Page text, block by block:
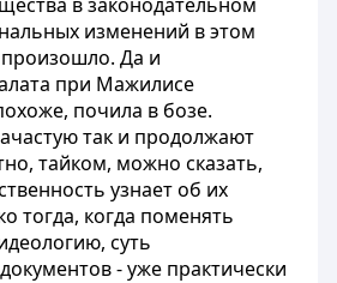
изменений в этом
Да и
при Мажилисе
почила в бозе.
так и продолжают
тайком, можно сказать,
узнает об их
тогда, когда поменять
суть
- уже практически